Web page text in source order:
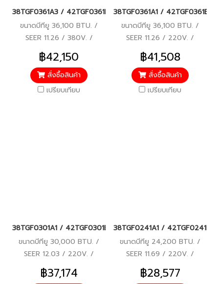
38TGF0361A3 / 42TGF0361BP แอร์แคเรียร์ รุ่นต่อท่อลม/คอยล์
ขนาดบีทียู 36,100 BTU. /
SEER 11.26 / 380V. /
ROTARY COMPRESSOR / รับ
ประกันคอมเพรสเซอร์ 5 ปี,
อะไหล่ 1 ปี
฿42,150
สั่งซื้อสินค้า
เปรียบเทียบ
38TGF0361A1 /
ขนาดบีทียู 36,100 BTU. /
SEER 11.26 / 220V. /
ROTARY COMPRESSOR / รับ
ประกันคอมเพรสเซอร์ 5 ปี,
อะไหล่ 1 ปี
฿41,508
สั่งซื้อสินค้า
เปรียบเทียบ
38TGF0301A1 / 42TGF0301BP แอร์แคเรียร์ รุ่นต่อท่อลม/คอยล์
ขนาดบีทียู 30,000 BTU. /
SEER 12.03 / 220V. /
ROTARY COMPRESSOR / รับ
ประกันคอมเพรสเซอร์ 5 ปี,
฿37,174
38TGF0241A1 /
ขนาดบีทียู 24,200 BTU. /
SEER 11.69 / 220V. /
ROTARY COMPRESSOR / รับ
ประกันคอมเพรสเซอร์ 5 ปี,
฿28,577